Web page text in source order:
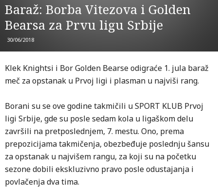
Baraž: Borba Vitezova i Golden
Bearsa za Prvu ligu Srbije
30/06/2018
Klek Knightsi i Bor Golden Bearse odigraće 1. jula baraž
meč za opstanak u Prvoj ligi i plasman u najviši rang.
Borani su se ove godine takmičili u SPORT KLUB Prvoj
ligi Srbije, gde su posle sedam kola u ligaškom delu
završili na pretposlednjem, 7. mestu. Ono, prema
prepozicijama takmičenja, obezbeđuje poslednju šansu
za opstanak u najvišem rangu, za koji su na početku
sezone dobili ekskluzivno pravo posle odustajanja i
povlačenja dva tima.